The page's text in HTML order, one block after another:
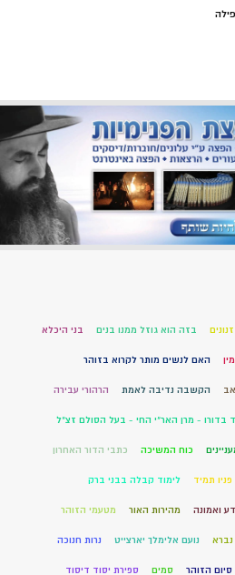
בזה הוא גוזל ממנו בנים בני היכלא
האם לנשים מותר לקרוא בזוהר
הקשבה נדיבה לאמת הרהורי עבירה
בדורו - מרן האר"י החי - בעל הסולם זצ"ל
כוח המשיכה כתבי הדור האחרון
תמיד לימוד קבלה בבני ברק
ואמונה מהירות האור מטעמי הזוהר
נברא נועם אלימלך יארצייט נרות חנוכה
סיום הזוהר סמים ספירת יסוד דיסוד